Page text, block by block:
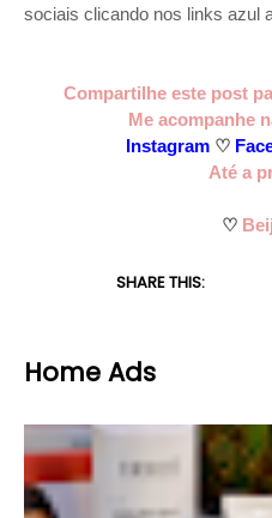
sociais clicando nos links azul
Compartilhe este post
Me acompanhe
Instagram ♡
Até a
♡
SHARE THIS:
Home Ads